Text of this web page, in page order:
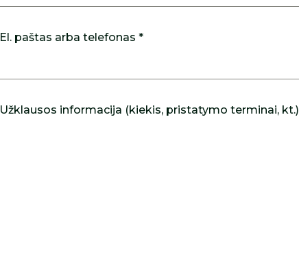
El. paštas arba telefonas *
Užklausos informacija (kiekis, pristatymo terminai, kt.)